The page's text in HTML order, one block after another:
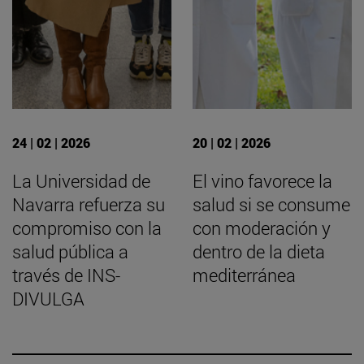
24 | 02 | 2026
La Universidad de
Navarra refuerza su
compromiso con la
salud pública a
través de INS-
DIVULGA
20 | 02 | 2026
El vino favorece la
salud si se consume
con moderación y
dentro de la dieta
mediterránea